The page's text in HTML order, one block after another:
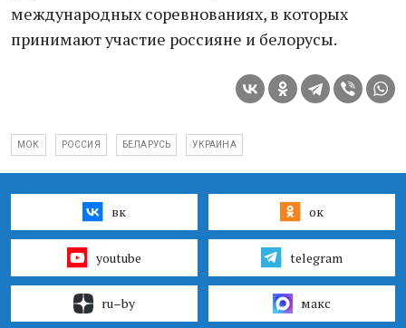
международных соревнованиях, в которых
принимают участие россияне и белорусы.
МОК РОССИЯ БЕЛАРУСЬ УКРАИНА
вк ок
youtube telegram
ru–by макс